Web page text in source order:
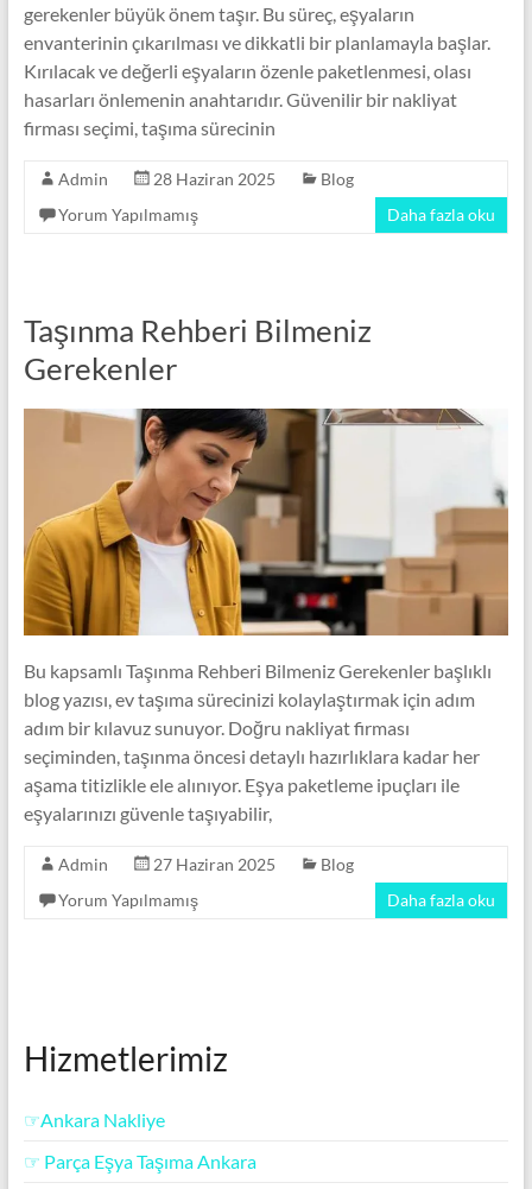
gerekenler büyük önem taşır. Bu süreç, eşyaların
envanterinin çıkarılması ve dikkatli bir planlamayla başlar.
Kırılacak ve değerli eşyaların özenle paketlenmesi, olası
hasarları önlemenin anahtarıdır. Güvenilir bir nakliyat
firması seçimi, taşıma sürecinin
Admin 28 Haziran 2025
Blog
Yorum Yapılmamış
Daha fazla oku
Taşınma Rehberi Bilmeniz
Gerekenler
Bu kapsamlı Taşınma Rehberi Bilmeniz Gerekenler başlıklı
blog yazısı, ev taşıma sürecinizi kolaylaştırmak için adım
adım bir kılavuz sunuyor. Doğru nakliyat firması
seçiminden, taşınma öncesi detaylı hazırlıklara kadar her
aşama titizlikle ele alınıyor. Eşya paketleme ipuçları ile
eşyalarınızı güvenle taşıyabilir,
Admin 27 Haziran 2025
Blog
Yorum Yapılmamış
Daha fazla oku
Hizmetlerimiz
☞Ankara Nakliye
☞ Parça Eşya Taşıma Ankara